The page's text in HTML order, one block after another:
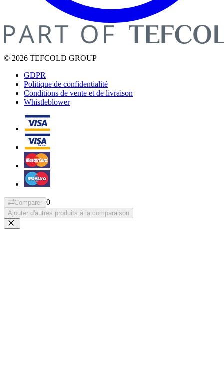
© 2026 TEFCOLD GROUP
GDPR
Politique de confidentialité
Conditions de vente et de livraison
Whistleblower
Comparer 0
Ajouter d'autres produits à la comparaison